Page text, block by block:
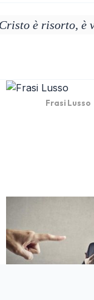
è risorto, è
Frasi Lusso